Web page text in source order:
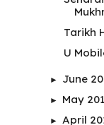
Tarikh
U
► June
► May
► April